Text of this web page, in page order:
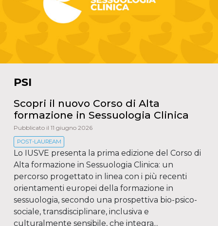
PSI
Scopri il nuovo Corso di Alta
formazione in Sessuologia Clinica
Pubblicato il 11 giugno 2026
POST-LAUREAM
Lo IUSVE presenta la prima edizione del Corso di
Alta formazione in Sessuologia Clinica: un
percorso progettato in linea con i più recenti
orientamenti europei della formazione in
sessuologia, secondo una prospettiva bio-psico-
sociale, transdisciplinare, inclusiva e
culturalmente sensibile, che integra...